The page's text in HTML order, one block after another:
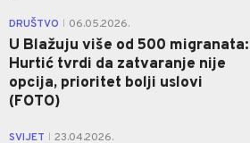
DRUŠTVO 06.05.2026.
U Blažuju više od 500 migranata:
Hurtić tvrdi da zatvaranje nije
opcija, prioritet bolji uslovi
(FOTO)
SVIJET 23.04.2026.